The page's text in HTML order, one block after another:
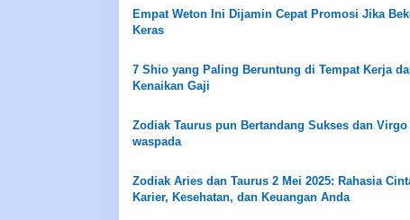
Empat Weton Ini Dijamin Cepat Promosi Jika
Keras
7 Shio yang Paling Beruntung di Tempat Kerja
Kenaikan Gaji
Zodiak Taurus pun Bertandang Sukses dan Virgo
waspada
Zodiak Aries dan Taurus 2 Mei 2025: Rahasia
Karier, Kesehatan, dan Keuangan Anda